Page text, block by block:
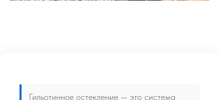
Гильотинное остекление — это система